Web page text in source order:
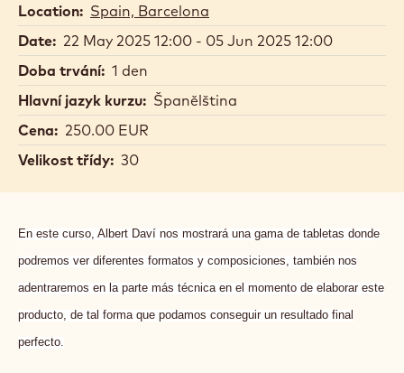
Location: Spain, Barcelona
Date: 22 May 2025 12:00 - 05 Jun 2025 12:00
Doba trvání: 1 den
Hlavní jazyk kurzu: Španělština
Cena: 250.00 EUR
Velikost třídy: 30
En este curso, Albert Daví nos mostrará una gama de tabletas donde
podremos ver diferentes formatos y composiciones, también nos
adentraremos en la parte más técnica en el momento de elaborar este
producto, de tal forma que podamos conseguir un resultado final
perfecto.